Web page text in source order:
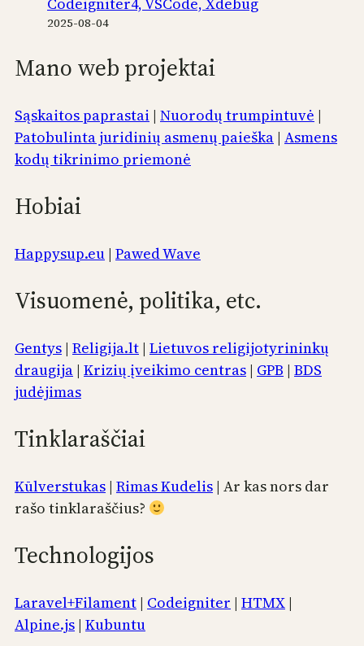
2025-08-04
Mano web projektai
Sąskaitos paprastai | Nuorodų trumpintuvė |
Patobulinta juridinių asmenų paieška | Asmens
kodų tikrinimo priemonė
Hobiai
Happysup.eu | Pawed Wave
Visuomenė, politika, etc.
Gentys | Religija.lt | Lietuvos religijotyrininkų
draugija | Krizių įveikimo centras | GPB | BDS
judėjimas
Tinklaraščiai
Kūlverstukas | Rimas Kudelis | Ar kas nors dar
rašo tinklaraščius?
Technologijos
Laravel+Filament | Codeigniter | HTMX |
Alpine.js | Kubuntu